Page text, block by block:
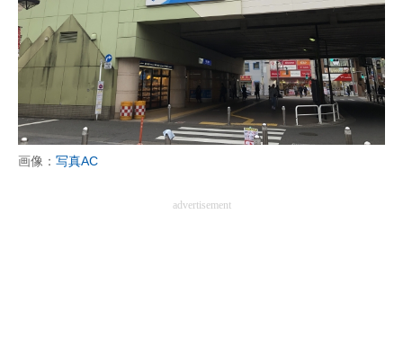
画像： 写真AC
advertisement